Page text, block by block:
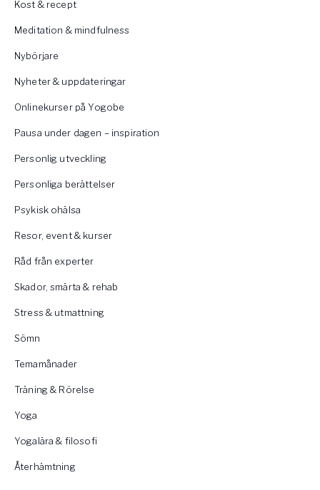
Kost & recept
Meditation & mindfulness
Nybörjare
Nyheter & uppdateringar
Onlinekurser på Yogobe
Pausa under dagen – inspiration
Personlig utveckling
Personliga berättelser
Psykisk ohälsa
Resor, event & kurser
Råd från experter
Skador, smärta & rehab
Stress & utmattning
Sömn
Temamånader
Träning & Rörelse
Yoga
Yogalära & filosofi
Återhämtning